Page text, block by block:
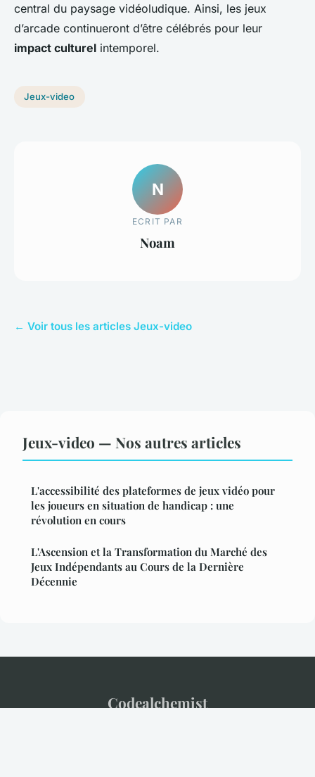
central du paysage vidéoludique. Ainsi, les jeux
d’arcade continueront d’être célébrés pour leur
impact culturel intemporel.
Jeux-video
N
ECRIT PAR
Noam
← Voir tous les articles Jeux-video
Jeux-video — Nos autres articles
L'accessibilité des plateformes de jeux vidéo pour
les joueurs en situation de handicap : une
révolution en cours
L'Ascension et la Transformation du Marché des
Jeux Indépendants au Cours de la Dernière
Décennie
Codealchemist